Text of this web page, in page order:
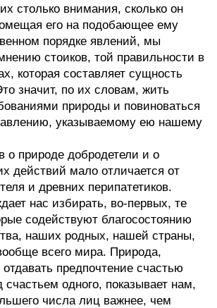
столько внимания, сколько он
его на подобающее ему
порядке явлений, мы
стоиков, той правильности в
которая составляет сущность
значит, по их словам, жить
природы и повиноваться
указываемому ею нашему
о природе добродетели и о
действий мало отличается от
и древних перипатетиков.
нас избирать, во-первых, те
содействуют благосостоянию
наших родных, нашей страны,
всего мира. Природа,
предпочтение счастью
одного, показывает нам,
числа лиц важнее, чем